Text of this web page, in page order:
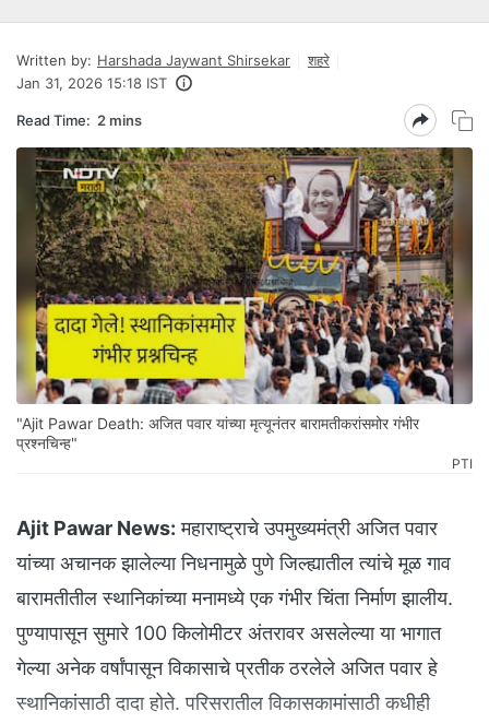
Written by: Harshada Jaywant Shirsekar
शहरे
Jan 31, 2026 15:18 IST
Read Time: 2 mins
"Ajit Pawar Death: अजित पवार यांच्या मृत्यूनंतर बारामतीकरांसमोर गंभीर
प्रश्नचिन्ह"
PTI
Ajit Pawar News: महाराष्ट्राचे उपमुख्यमंत्री अजित पवार
यांच्या अचानक झालेल्या निधनामुळे पुणे जिल्ह्यातील त्यांचे मूळ गाव
बारामतीतील स्थानिकांच्या मनामध्ये एक गंभीर चिंता निर्माण झालीय.
पुण्यापासून सुमारे 100 किलोमीटर अंतरावर असलेल्या या भागात
गेल्या अनेक वर्षांपासून विकासाचे प्रतीक ठरलेले अजित पवार हे
स्थानिकांसाठी दादा होते. परिसरातील विकासकामांसाठी कधीही